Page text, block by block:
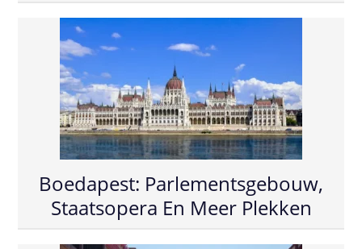
Boedapest: Parlementsgebouw,
Staatsopera En Meer Plekken